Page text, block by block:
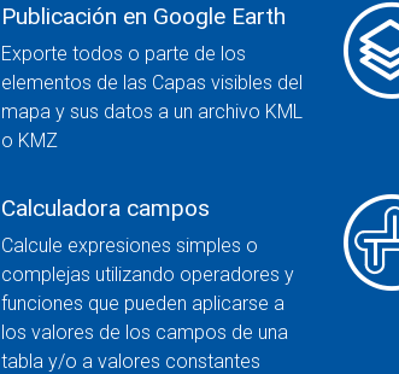
Publicación en Google Earth
Exporte todos o parte de los
elementos de las Capas visibles del
mapa y sus datos a un archivo KML
o KMZ
Calculadora campos
Calcule expresiones simples o
complejas utilizando operadores y
funciones que pueden aplicarse a
los valores de los campos de una
tabla y/o a valores constantes